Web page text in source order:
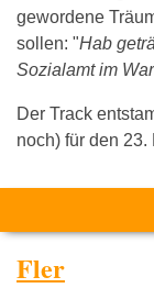
gewordene
sollen: "Hab
Sozialamt im
Der Track
noch) für den 23.
Fler